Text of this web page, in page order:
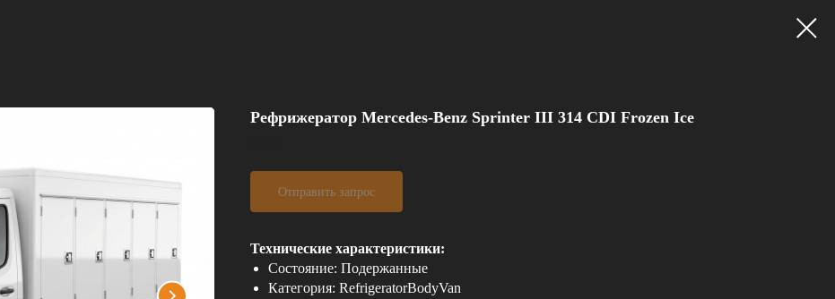
Рефрижератор Mercedes-Benz Sprinter III 314 CDI Frozen Ice
Отправить запрос
Технические характеристики:
Состояние: Подержанные
Категория: RefrigeratorBodyVan